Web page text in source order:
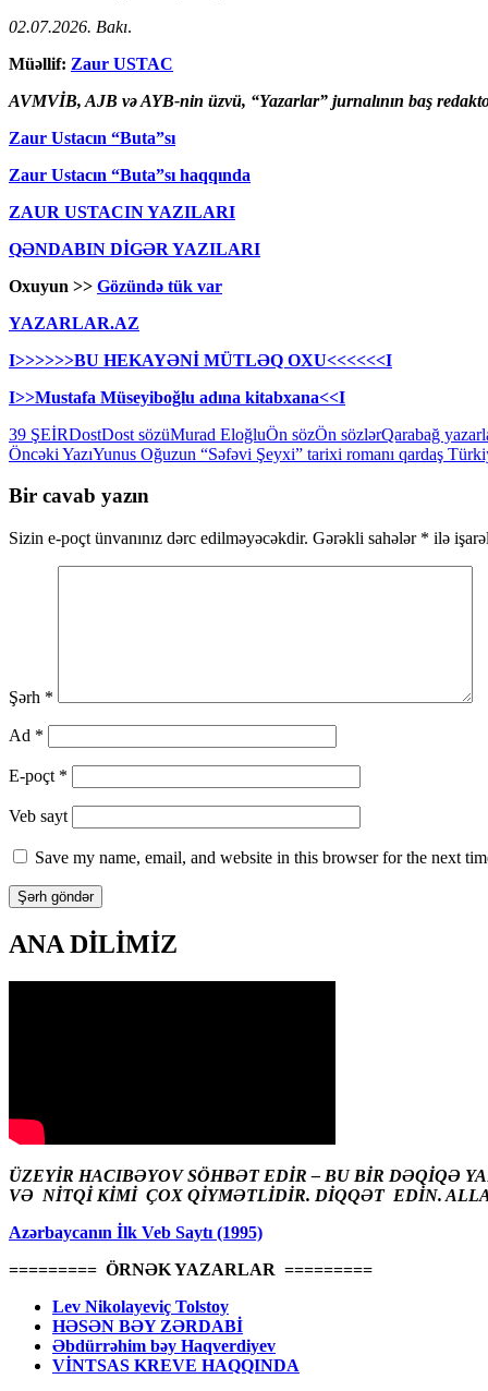
02.07.2026. Bakı.
Müəllif: Zaur USTAC
AVMVİB, AJB və AYB-nin üzvü, “Yazarlar” jurnalının baş
Zaur Ustacın “Buta”sı
Zaur Ustacın “Buta”sı haqqında
ZAUR USTACIN YAZILARI
QƏNDABIN DİGƏR YAZILARI
Oxuyun >> Gözündə tük var
YAZARLAR.AZ
I>>>>>>BU HEKAYƏNİ MÜTLƏQ OXU<<<<<<I
I>>Mustafa Müseyiboğlu adına kitabxana<<I
39 ŞEİRDostDost sözüMurad EloğluÖn sözÖn sözlərQarabağ
Yazılar
üzrə
naviqasiya
Öncəki YazıYunus Oğuzun “Səfəvi Şeyxi” tarixi romanı qardaş
Bir cavab yazın
Sizin e-poçt ünvanınız dərc edilməyəcəkdir. Gərəkli sahələr * ilə
Şərh *
Ad *
E-poçt *
Veb sayt
Save my name, email, and website in this browser for the next
ANA DİLİMİZ
ÜZEYİR HACIBƏYOV SÖHBƏT EDİR – BU BİR DƏQİQƏ
VƏ NİTQİ KİMİ ÇOX QİYMƏTLİDİR. DİQQƏT EDİN.
Azərbaycanın İlk Veb Saytı (1995)
========= ÖRNƏK YAZARLAR =========
Lev Nikolayeviç Tolstoy
HƏSƏN BƏY ZƏRDABİ
Əbdürrəhim bəy Haqverdiyev
VİNTSAS KREVE HAQQINDA